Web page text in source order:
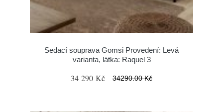
Sedací souprava Gomsi Provedení: Levá
varianta, látka: Raquel 3
34 290 Kč 34290.00 Kč